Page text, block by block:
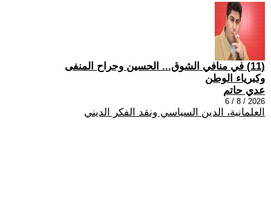
(11) في منافي الشوق... الحسين وجراح المنفى
وكبرياء الوطن
عدي حاتم
2026 / 8 / 6
العلمانية، الدين السياسي ونقد الفكر الديني